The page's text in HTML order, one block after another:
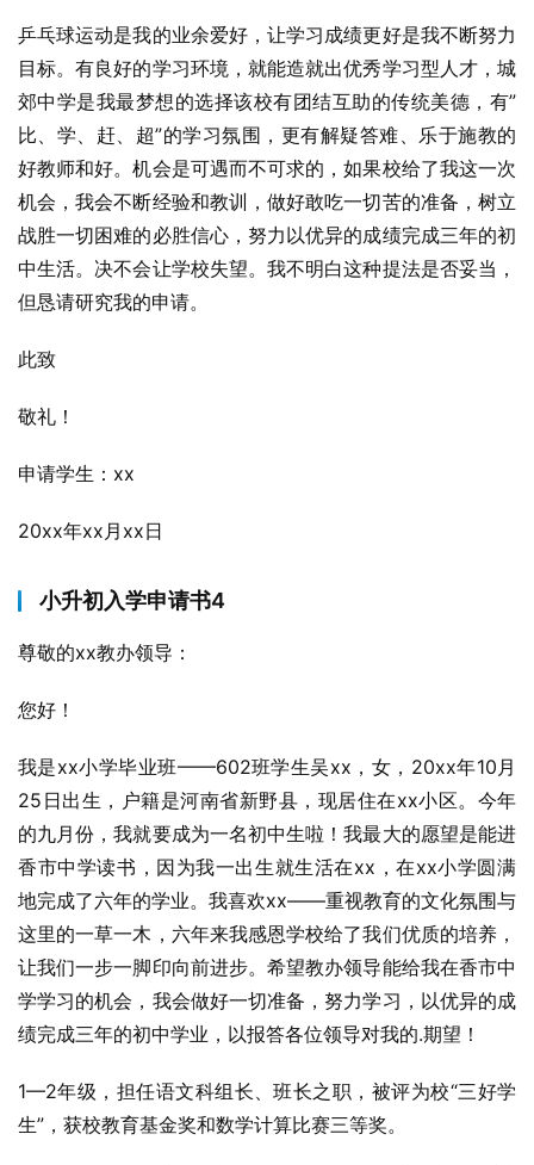
乒乓球运动是我的业余爱好，让学习成绩更好是我不断努力
目标。有良好的学习环境，就能造就出优秀学习型人才，城
郊中学是我最梦想的选择该校有团结互助的传统美德，有”
比、学、赶、超”的学习氛围，更有解疑答难、乐于施教的
好教师和好。机会是可遇而不可求的，如果校给了我这一次
机会，我会不断经验和教训，做好敢吃一切苦的准备，树立
战胜一切困难的必胜信心，努力以优异的成绩完成三年的初
中生活。决不会让学校失望。我不明白这种提法是否妥当，
但恳请研究我的申请。
此致
敬礼！
申请学生：xx
20xx年xx月xx日
小升初入学申请书4
尊敬的xx教办领导：
您好！
我是xx小学毕业班——602班学生吴xx，女，20xx年10月
25日出生，户籍是河南省新野县，现居住在xx小区。今年
的九月份，我就要成为一名初中生啦！我最大的愿望是能进
香市中学读书，因为我一出生就生活在xx，在xx小学圆满
地完成了六年的学业。我喜欢xx――重视教育的文化氛围与
这里的一草一木，六年来我感恩学校给了我们优质的培养，
让我们一步一脚印向前进步。希望教办领导能给我在香市中
学学习的机会，我会做好一切准备，努力学习，以优异的成
绩完成三年的初中学业，以报答各位领导对我的.期望！
1—2年级，担任语文科组长、班长之职，被评为校“三好学
生”，获校教育基金奖和数学计算比赛三等奖。